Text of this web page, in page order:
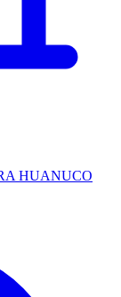
HUANUCO